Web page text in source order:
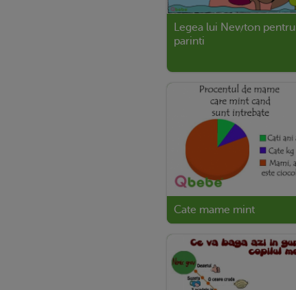
Legea lui Newton pentru
parinti
Cate mame mint